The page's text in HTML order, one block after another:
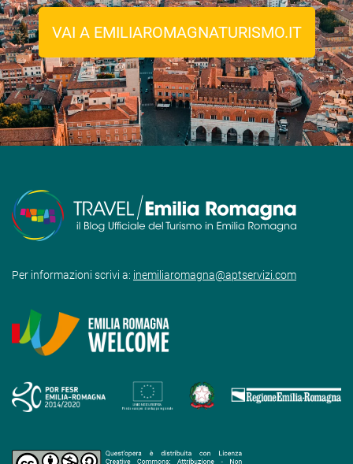
VAI A EMILIAROMAGNATURISMO.IT
Per informazioni scrivi a: inemiliaromagna@aptservizi.com